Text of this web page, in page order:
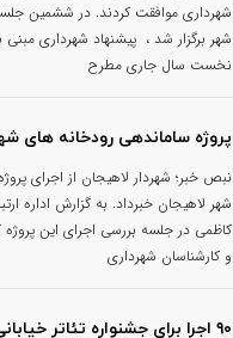
شهرداری موافقت کردند. در ششمین
شهر برگزار شد ، پیشنهاد شهرداری
نخست سال جاری مطرح
پروژه ساماندهی رودخانه های
نبص خبر؛ شهردار لاهیجان از اجرای
شهر لاهیجان خبرداد. به گزارش اداره
کاظمی در جلسه بررسی اجرای این
و کارشناسان شهرداری
۹۰ اجرا برای جشنواره تئاتر خیابانی لاهیجان تعریف شد